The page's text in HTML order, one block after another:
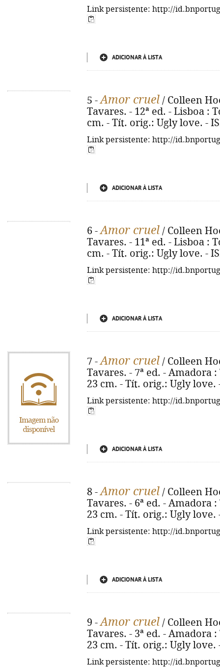
Link persistente: http://
ADICIONAR À LISTA
5 -Amor cruel / Colleen
Tavares. - 12ª ed. - Lisboa :
cm. - Tít. orig.: Ugly love. -
Link persistente: http://
ADICIONAR À LISTA
6 -Amor cruel / Colleen
Tavares. - 11ª ed. - Lisboa :
cm. - Tít. orig.: Ugly love. -
Link persistente: http://
ADICIONAR À LISTA
7 -Amor cruel / Colleen
Tavares. - 7ª ed. - Amadora
23 cm. - Tít. orig.: Ugly love.
Link persistente: http://
ADICIONAR À LISTA
8 -Amor cruel / Colleen
Tavares. - 6ª ed. - Amadora
23 cm. - Tít. orig.: Ugly love.
Link persistente: http://
ADICIONAR À LISTA
9 -Amor cruel / Colleen
Tavares. - 3ª ed. - Amadora
23 cm. - Tít. orig.: Ugly love.
Link persistente: http://